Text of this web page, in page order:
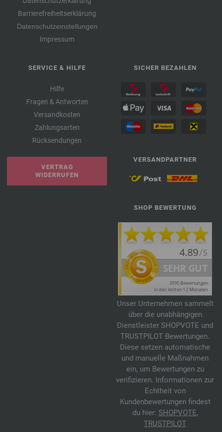
Barrierefreiheitserklärung
Datenschutzeinstellungen
Impressum
SERVICE & HILFE
Hilfe
Fragen & Antworten
Versandkosten
Zahlungsarten
Rücksendungen
VERTRAG
WIDERRUFEN
SICHER BEZAHLEN
VERSANDPARTNER
SHOP BEWERTUNG
Unser Unternehmen sammelt
über die unabhängigen
Dienstleister SHOPVOTE und
TRUSTPILOT Bewertungen.
Diese setzen automatische
und manuelle Maßnahmen
ein, um Bewertungen zu
verifizieren. Informationen zur
Echtheit von
Kundenbewertungen findest
du hier: SHOPVOTE,
TRUSTPILOT